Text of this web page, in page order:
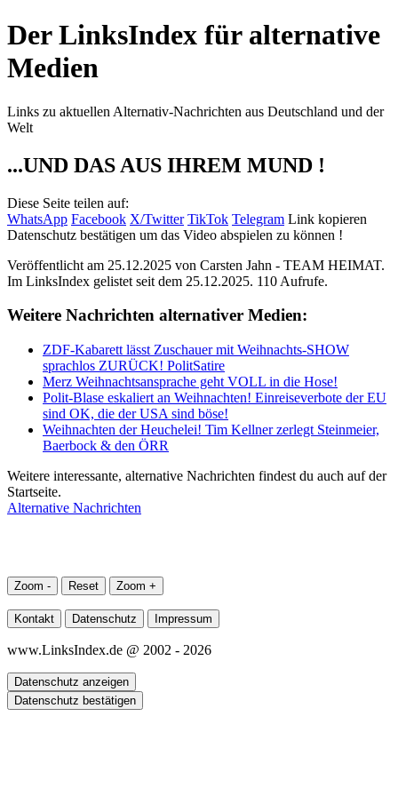
Der LinksIndex für alternative
Medien
Links zu aktuellen Alternativ-Nachrichten aus Deutschland und der
Welt
...UND DAS AUS IHREM MUND !
Diese Seite teilen auf:
WhatsApp Facebook X/Twitter TikTok Telegram Link kopieren
Datenschutz bestätigen um das Video abspielen zu können !
Veröffentlicht am 25.12.2025 von Carsten Jahn - TEAM HEIMAT.
Im LinksIndex gelistet seit dem 25.12.2025. 110 Aufrufe.
Weitere Nachrichten alternativer Medien:
ZDF-Kabarett lässt Zuschauer mit Weihnachts-SHOW
sprachlos ZURÜCK! PolitSatire
Merz Weihnachtsansprache geht VOLL in die Hose!
Polit-Blase eskaliert an Weihnachten! Einreiseverbote der EU
sind OK, die der USA sind böse!
Weihnachten der Heuchelei! Tim Kellner zerlegt Steinmeier,
Baerbock & den ÖRR
Weitere interessante, alternative Nachrichten findest du auch auf der
Startseite.
Alternative Nachrichten
Zoom - Reset Zoom +
Kontakt Datenschutz Impressum
www.LinksIndex.de @ 2002 - 2026
Datenschutz anzeigen
Datenschutz bestätigen